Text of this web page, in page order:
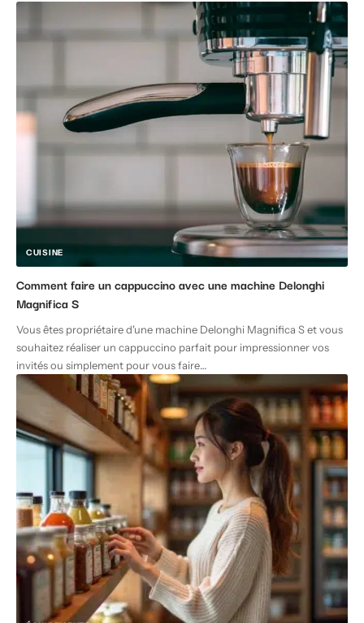
CUISINE
Comment faire un cappuccino avec une machine Delonghi
Magnifica S
Vous êtes propriétaire d'une machine Delonghi Magnifica S et vous
souhaitez réaliser un cappuccino parfait pour impressionner vos
invités ou simplement pour vous faire…